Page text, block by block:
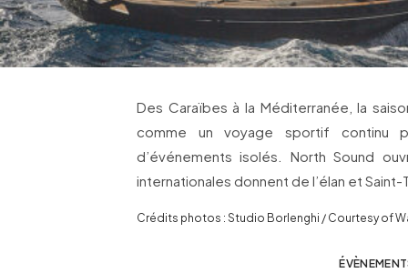
Des Caraïbes à la Méditerranée, la
comme un voyage sportif continu
d’événements isolés. North Sound
internationales donnent de l’élan et
Crédits photos : Studio Borlenghi / Courtesy of